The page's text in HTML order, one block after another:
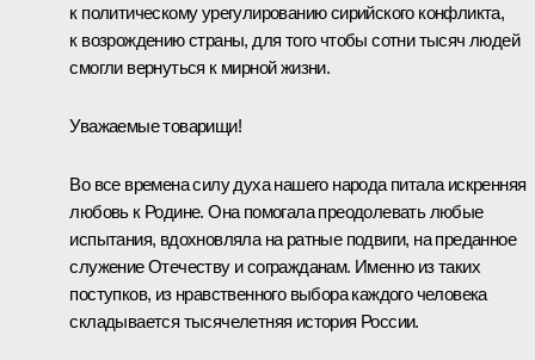
к политическому урегулированию сирийского конфликта,
к возрождению страны, для того чтобы сотни тысяч людей
смогли вернуться к мирной жизни.
Уважаемые товарищи!
Во все времена силу духа нашего народа питала искренняя
любовь к Родине. Она помогала преодолевать любые
испытания, вдохновляла на ратные подвиги, на преданное
служение Отечеству и согражданам. Именно из таких
поступков, из нравственного выбора каждого человека
складывается тысячелетняя история России.